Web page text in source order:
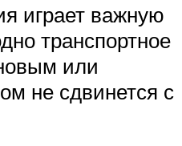
играет важную
транспортное
или
не сдвинется с